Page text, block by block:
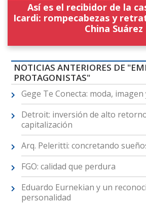
Así es el recibidor de la
Icardi: rompecabezas y
China Suárez
NOTICIAS ANTERIORES DE
PROTAGONISTAS"
Gege Te Conecta: moda,
Detroit: inversión de alto
capitalización
Arq. Peleritti: concretando
FGO: calidad que perdura
Eduardo Eurnekian y un
personalidad